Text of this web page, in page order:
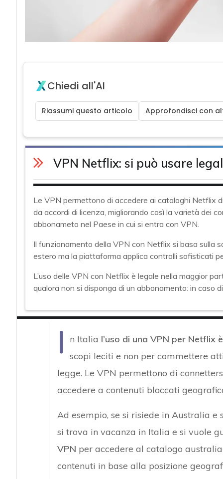
Chiedi all'AI
Riassumi questo articolo Approfondisci con
VPN Netflix: si può usare
Le VPN permettono di accedere ai cataloghi Netflix
da accordi di licenza, migliorando così la varietà dei
abbonameto nel Paese in cui si entra con VPN.
Il funzionamento della VPN con Netflix si basa sulla
estero ma la piattaforma applica controlli sofisticati
L’uso delle VPN con Netflix è legale nella maggior
qualora non si disponga di un abbonamento: in caso
I n Italia l’uso di una VPN per Netflix
scopi leciti e non per commettere
legge. Le VPN permettono di
accedere a contenuti bloccati
Ad esempio, se si risiede in Australia
si trova in vacanza in Italia e si vuole
VPN per accedere al catalogo
contenuti in base alla posizione